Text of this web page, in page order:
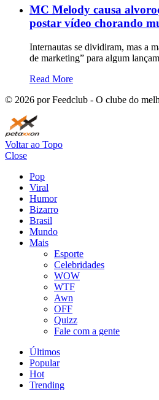
MC Melody causa
postar vídeo chorando
Internautas se dividiram, mas a
de marketing” para algum
Read More
© 2026 por Feedclub - O clube do
Voltar ao Topo
Close
Pop
Viral
Humor
Bizarro
Brasil
Mundo
Mais
Esporte
Celebridades
WOW
WTF
Awn
OFF
Quizz
Fale com a gente
Últimos
Popular
Hot
Trending